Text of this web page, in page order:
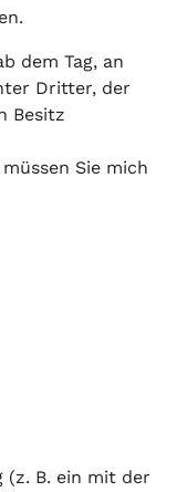
dem Tag, an
Dritter, der
Besitz
Sie mich
(z. B. ein mit der